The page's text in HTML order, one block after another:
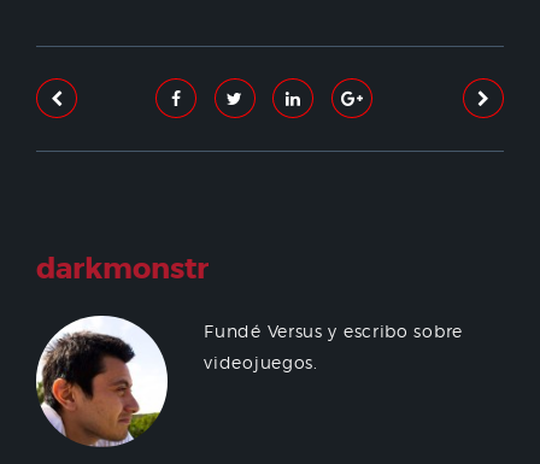
darkmonstr
Fundé Versus y escribo sobre
videojuegos.